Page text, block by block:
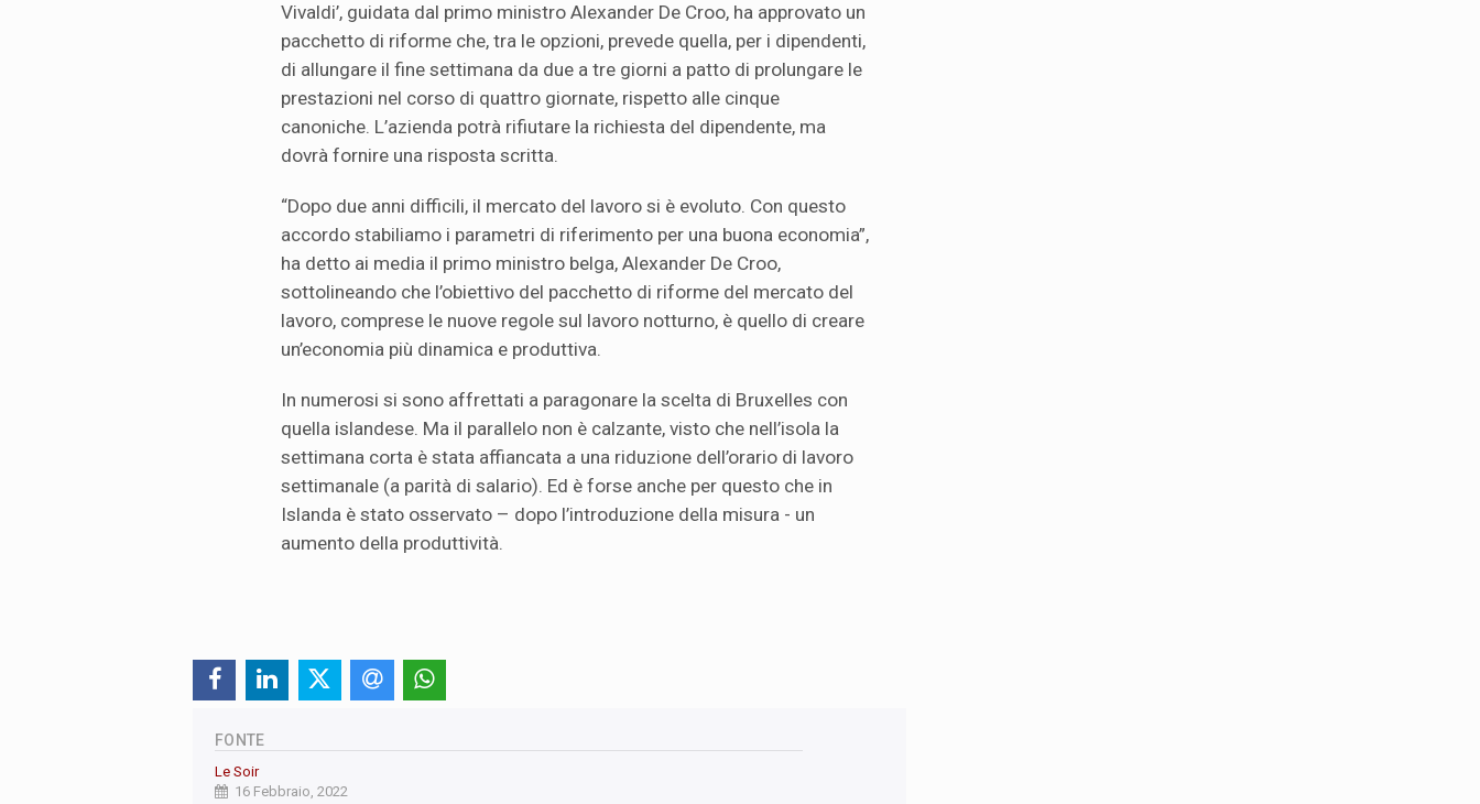
Vivaldi’, guidata dal primo ministro Alexander De Croo, ha approvato un
pacchetto di riforme che, tra le opzioni, prevede quella, per i dipendenti,
di allungare il fine settimana da due a tre giorni a patto di prolungare le
prestazioni nel corso di quattro giornate, rispetto alle cinque
canoniche. L’azienda potrà rifiutare la richiesta del dipendente, ma
dovrà fornire una risposta scritta.
“Dopo due anni difficili, il mercato del lavoro si è evoluto. Con questo
accordo stabiliamo i parametri di riferimento per una buona economia”,
ha detto ai media il primo ministro belga, Alexander De Croo,
sottolineando che l’obiettivo del pacchetto di riforme del mercato del
lavoro, comprese le nuove regole sul lavoro notturno, è quello di creare
un’economia più dinamica e produttiva.
In numerosi si sono affrettati a paragonare la scelta di Bruxelles con
quella islandese. Ma il parallelo non è calzante, visto che nell’isola la
settimana corta è stata affiancata a una riduzione dell’orario di lavoro
settimanale (a parità di salario). Ed è forse anche per questo che in
Islanda è stato osservato – dopo l’introduzione della misura - un
aumento della produttività.
FONTE
Le Soir
16 Febbraio, 2022